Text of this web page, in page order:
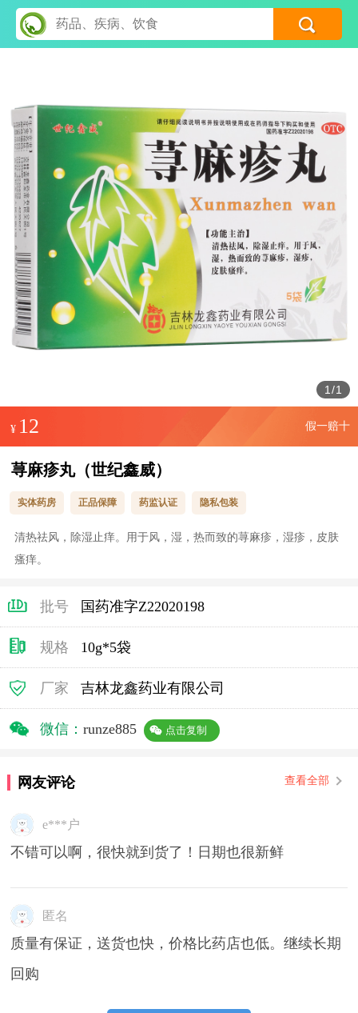
1 /1
¥ 12 假一赔十
荨麻疹丸（世纪鑫威）
实体药房 正品保障 药监认证 隐私包装
清热祛风，除湿止痒。用于风，湿，热而致的荨麻疹，湿疹，皮肤
瘙痒。
批号 国药准字Z22020198
规格 10g*5袋
厂家 吉林龙鑫药业有限公司
微信： runze885 点击复制
网友评论 查看全部
e***户
不错可以啊，很快就到货了！日期也很新鲜
匿名
质量有保证，送货也快，价格比药店也低。继续长期
回购